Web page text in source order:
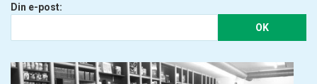
Din e-post:
OK